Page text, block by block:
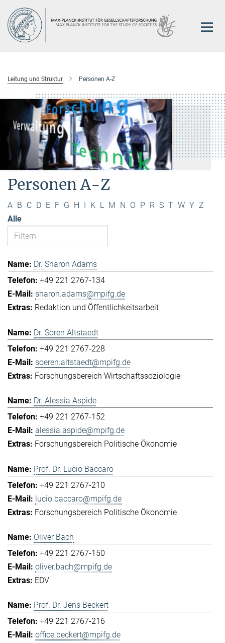
Hauptinhalt
Leitung und Struktur Personen A-Z
Personen A-Z
A B C D E F G H I K L M N O P R S T W Y Z
Alle
Dr. Sharon Adams
+49 221 2767-134
sharon.adams@mpifg.de
Redaktion und Öffentlichkeitsarbeit
Dr. Sören Altstaedt
+49 221 2767-228
soeren.altstaedt@mpifg.de
Forschungsbereich Wirtschaftssoziologie
Dr. Alessia Aspide
+49 221 2767-152
alessia.aspide@mpifg.de
Forschungsbereich Politische Ökonomie
Prof. Dr. Lucio Baccaro
+49 221 2767-210
lucio.baccaro@mpifg.de
Forschungsbereich Politische Ökonomie
Oliver Bach
+49 221 2767-150
oliver.bach@mpifg.de
EDV
Prof. Dr. Jens Beckert
+49 221 2767-216
office.beckert@mpifg.de